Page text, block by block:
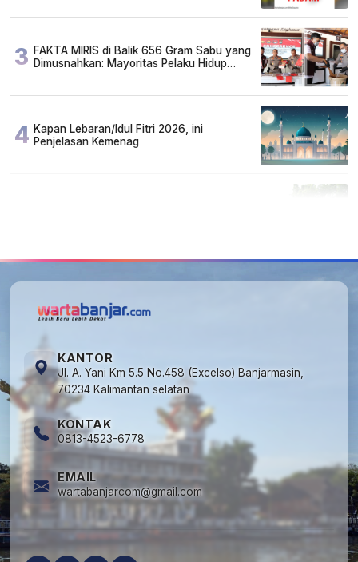
3 FAKTA MIRIS di Balik 656 Gram Sabu yang
Dimusnahkan: Mayoritas Pelaku Hidup
4 Kapan Lebaran/Idul Fitri 2026, ini
Penjelasan Kemenag
KANTOR
Jl. A. Yani Km 5.5 No.458 (Excelso) Banjarmasin,
70234 Kalimantan selatan
KONTAK
0813-4523-6778
EMAIL
wartabanjarcom@gmail.com